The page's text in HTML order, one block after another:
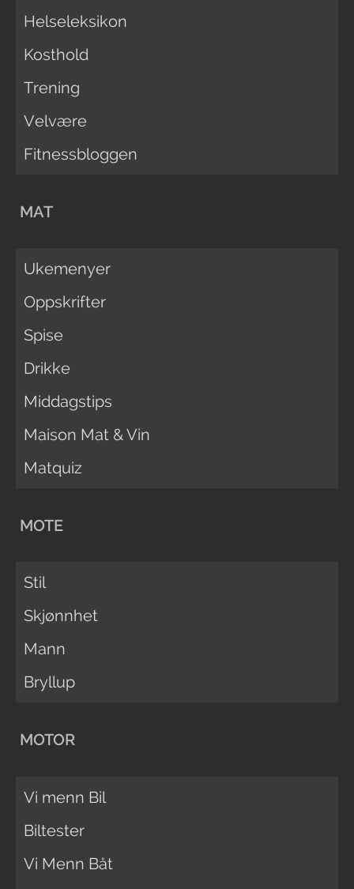
Helseleksikon
Kosthold
Trening
Velvære
Fitnessbloggen
MAT
Ukemenyer
Oppskrifter
Spise
Drikke
Middagstips
Maison Mat & Vin
Matquiz
MOTE
Stil
Skjønnhet
Mann
Bryllup
MOTOR
Vi menn Bil
Biltester
Vi Menn Båt